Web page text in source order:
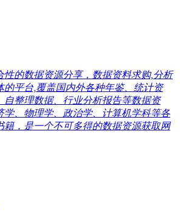
性的数据资源分享，数据资料求购,分析
的平台,覆盖国内外各种年鉴、统计资
自整理数据、行业分析报告等数据资
学、物理学、政治学、计算机学科等各
籍，是一个不可多得的数据资源获取网